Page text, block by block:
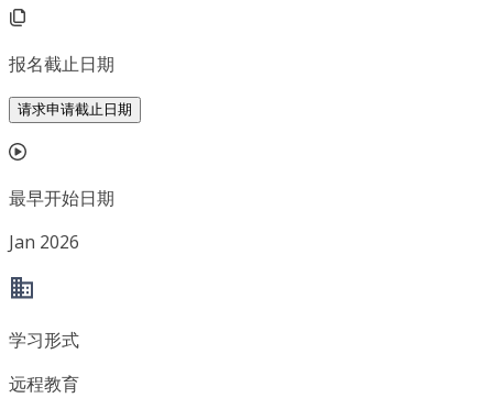
报名截止日期
请求申请截止日期
最早开始日期
Jan 2026
学习形式
远程教育